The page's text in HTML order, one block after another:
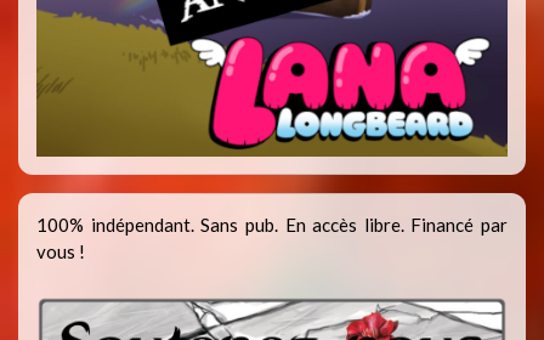
100% indépendant. Sans pub. En accès libre. Financé par
vous !